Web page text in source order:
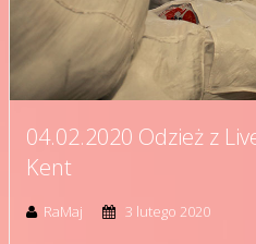
04.02.2020 Odzież z
Kent
RaMaj 3 lutego 2020